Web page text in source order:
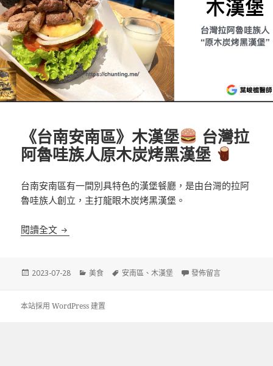
《台南安南區》木漢堡
台灣拉
阿魯哇族人原木炭烤黑漢堡
台南安南區有一間別具特色的漢堡餐廳，是由台灣的拉阿
魯哇族人創立，主打龍眼木炭烤黑漢堡。
閱讀全文 《台南安南區》木漢堡
發
期:
2023-07-28
分
美食
標
安南區 、木漢堡 在〈《台南安南區》木
發佈留言
本站採用 WordPress 建置